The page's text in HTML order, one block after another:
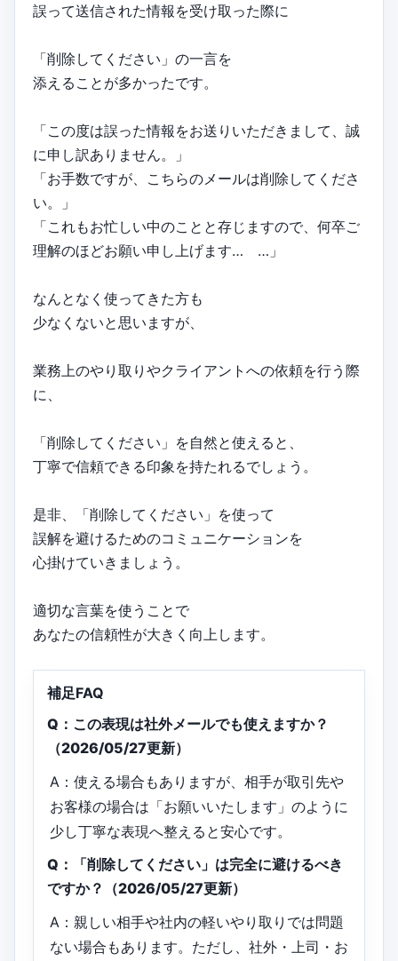
誤って送信された情報を受け取った際に
「削除してください」の一言を
添えることが多かったです。
「この度は誤った情報をお送りいただきまして、誠
に申し訳ありません。」
「お手数ですが、こちらのメールは削除してくださ
い。」
「これもお忙しい中のことと存じますので、何卒ご
理解のほどお願い申し上げます… …」
なんとなく使ってきた方も
少なくないと思いますが、
業務上のやり取りやクライアントへの依頼を行う際
に、
「削除してください」を自然と使えると、
丁寧で信頼できる印象を持たれるでしょう。
是非、「削除してください」を使って
誤解を避けるためのコミュニケーションを
心掛けていきましょう。
適切な言葉を使うことで
あなたの信頼性が大きく向上します。
補足FAQ
Q：この表現は社外メールでも使えますか？
（2026/05/27更新）
A：使える場合もありますが、相手が取引先や
お客様の場合は「お願いいたします」のように
少し丁寧な表現へ整えると安心です。
Q：「削除してください」は完全に避けるべき
ですか？（2026/05/27更新）
A：親しい相手や社内の軽いやり取りでは問題
ない場合もあります。ただし、社外・上司・お